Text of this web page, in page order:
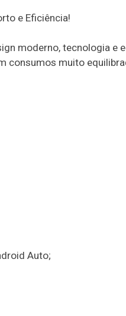
e Eficiência!
moderno, tecnologia e
consumos muito
Auto;